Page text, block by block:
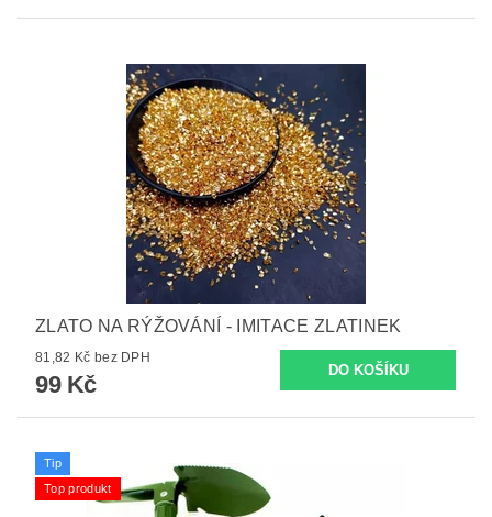
ZLATO NA RÝŽOVÁNÍ - IMITACE ZLATINEK
81,82 Kč bez DPH
99 Kč
Tip
Top produkt